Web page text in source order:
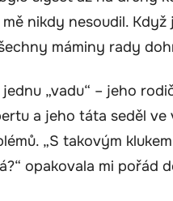
nikdy nesoudil.
máminy rady
jednu „vadu“ – jeho
a jeho táta seděl ve
„S takovým
opakovala mi pořád